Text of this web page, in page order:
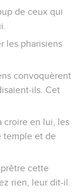
de ceux qui
les pharisiens
convoquèrent
ils. Cet
croire en lui, les
temple et de
prêtre cette
rien, leur dit-il.